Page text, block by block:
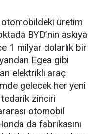
otomobildeki üretim
BYD’nin askıya
1 milyar dolarlık bir
Egea gibi
elektrikli araç
gelecek her yeni
tedarik zinciri
otomobil
da fabrikasını